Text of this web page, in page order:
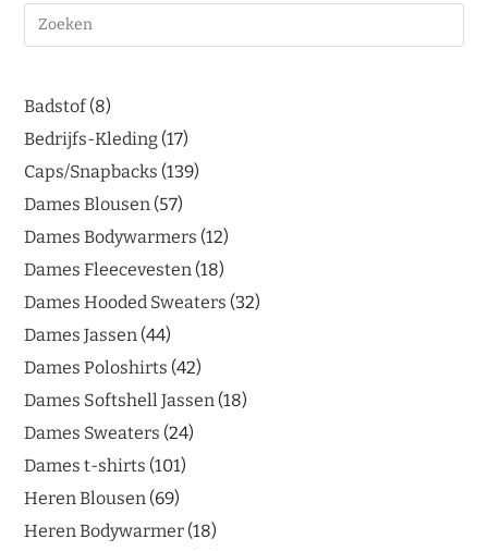
Badstof 8
Bedrijfs-Kleding 17
Caps/Snapbacks 139
Dames Blousen 57
Dames Bodywarmers 12
Dames Fleecevesten 18
Dames Hooded Sweaters 32
Dames Jassen 44
Dames Poloshirts 42
Dames Softshell Jassen 18
Dames Sweaters 24
Dames t-shirts 101
Heren Blousen 69
Heren Bodywarmer 18